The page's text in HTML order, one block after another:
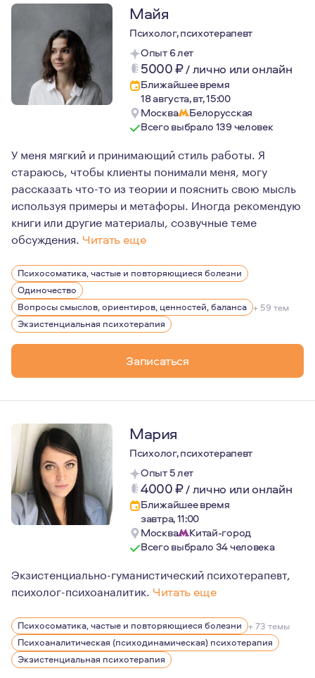
Майя
Психолог, психотерапевт
Опыт 6 лет
5000₽/лично или онлайн
Ближайшее время
18 августа, вт, 15:00
Москва
Белорусская
Всего выбрало 139 человек
У меня мягкий и принимающий стиль работы. Я
стараюсь, чтобы клиенты понимали меня, могу
рассказать что-то из теории и пояснить свою мысль
используя примеры и метафоры. Иногда рекомендую
книги или другие материалы, созвучные теме
обсуждения. Читать еще
Психология - это моя вторая специальность,
Моя сильная сторона в работе - со мной безопасно и
Мое направление в работе - экзистенциальная
Психосоматика, частые и повторяющиеся болезни
Одиночество
Вопросы смыслов, ориентиров, ценностей, баланса + 59 тем
Экзистенциальная психотерапия
Записаться
Мария
Психолог, психотерапевт
Опыт 5 лет
4000₽/лично или онлайн
Ближайшее время
завтра, 11:00
Москва
Китай-город
Всего выбрало 34 человека
Экзистенциально-гуманистический психотерапевт,
психолог-психоаналитик. Читать еще
Я работаю с человеком, а не только с его проблемой,
Психосоматика, частые и повторяющиеся болезни + 73 темы
Психоаналитическая (психодинамическая) психотерапия
Экзистенциальная психотерапия